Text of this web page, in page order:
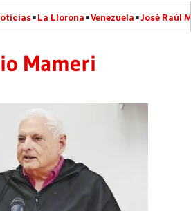
La Llorona Venezuela José Raúl
Mameri